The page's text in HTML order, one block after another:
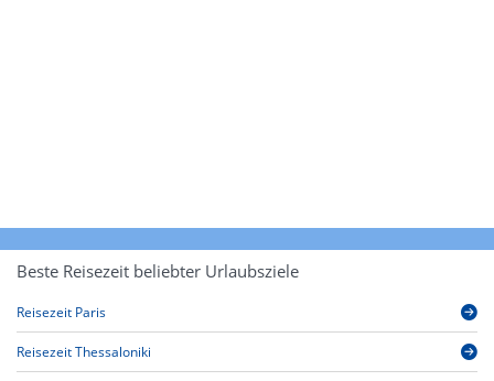
Beste Reisezeit beliebter Urlaubsziele
Reisezeit Paris
Reisezeit Thessaloniki